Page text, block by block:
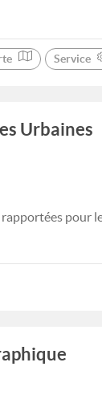
Service
Urbaines
pour